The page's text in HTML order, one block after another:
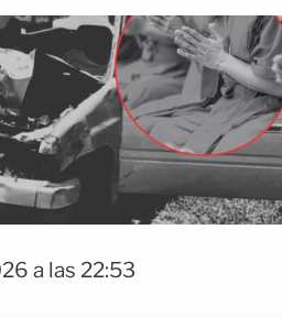
a las 22:53